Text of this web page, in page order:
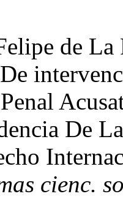
de
De
cienc.